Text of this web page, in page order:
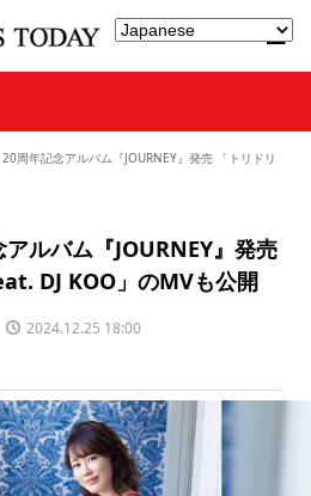
周年記念アルバム『JOURNEY』発売 「トリドリ
ルバム『JOURNEY』発売
DJ KOO」のMVも公開
2024.12.25 18:00